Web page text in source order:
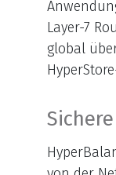
Layer-7
global